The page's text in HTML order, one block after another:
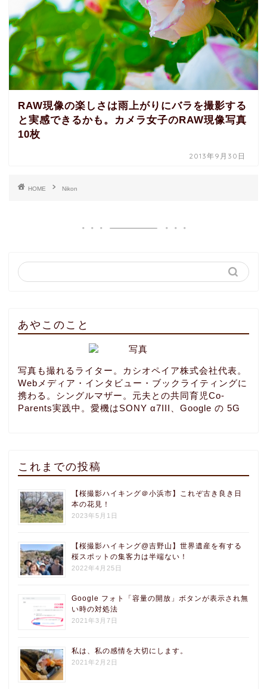
RAW現像の楽しさは雨上がりにバラを撮影する
と実感できるかも。カメラ女子のRAW現像写真
10枚
2013年9月30日
HOME Nikon
あやこのこと
写真も撮れるライター。カシオペイア株式会社代表。
Webメディア・インタビュー・ブックライティングに
携わる。シングルマザー。元夫との共同育児Co-
Parents実践中。愛機はSONY α7III、Google の 5G
これまでの投稿
【桜撮影ハイキング＠小浜市】これぞ古き良き日
本の花見！
2023年5月1日
【桜撮影ハイキング@吉野山】世界遺産を有する
桜スポットの集客力は半端ない！
2022年4月25日
Google フォト「容量の開放」ボタンが表示され無
い時の対処法
2021年3月7日
私は、私の感情を大切にします。
2021年2月2日